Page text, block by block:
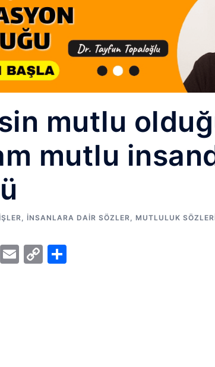
mutlu
mutlu
İNSANLARA DAIR SÖZLER MUTLULUK
Email
CopyShare